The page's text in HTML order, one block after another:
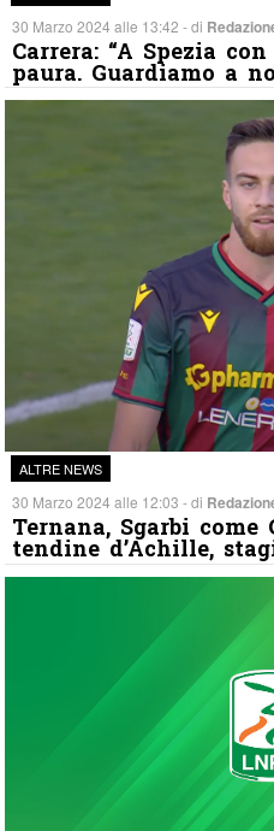
30 Marzo 2024 alle 13:42 - di
Carrera: “A Spezia
paura. Guardiamo a
ALTRE NEWS
30 Marzo 2024 alle 12:03 - di
Ternana, Sgarbi
tendine d’Achille,